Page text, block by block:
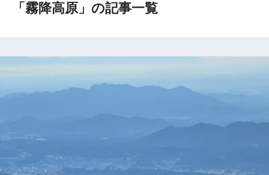
「霧降高原」の記事一覧